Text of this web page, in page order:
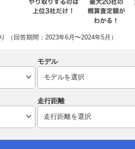
（回答期間：2023年6月〜2024年5月）
モデル
走行距離